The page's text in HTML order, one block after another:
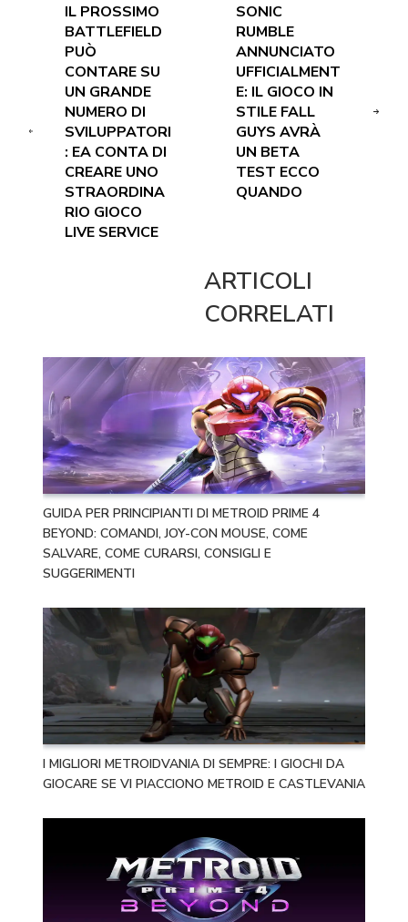
IL PROSSIMO
BATTLEFIELD
PUÒ
CONTARE SU
UN GRANDE
NUMERO DI
SVILUPPATORI
: EA CONTA DI
CREARE UNO
STRAORDINA
RIO GIOCO
LIVE SERVICE
SONIC
RUMBLE
ANNUNCIATO
UFFICIALMENT
E: IL GIOCO IN
STILE FALL
GUYS AVRÀ
UN BETA
TEST ECCO
QUANDO
ARTICOLI
CORRELATI
GUIDA PER PRINCIPIANTI DI METROID PRIME 4
BEYOND: COMANDI, JOY-CON MOUSE, COME
SALVARE, COME CURARSI, CONSIGLI E
SUGGERIMENTI
I MIGLIORI METROIDVANIA DI SEMPRE: I GIOCHI DA
GIOCARE SE VI PIACCIONO METROID E CASTLEVANIA